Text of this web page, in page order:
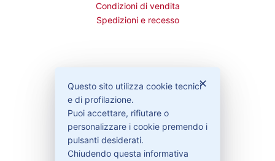
Condizioni di vendita
Spedizioni e recesso
Bisogno di aiuto?
Contattaci
Garanzie
✕
Questo sito utilizza cookie tecnici
e di profilazione.
Puoi accettare, rifiutare o
personalizzare i cookie premendo i
pulsanti desiderati.
Chiudendo questa informativa